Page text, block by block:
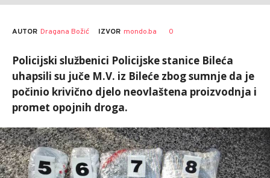
AUTOR Dragana Božić IZVOR mondo.ba 0
Policijski službenici Policijske stanice Bileća
uhapsili su juče M.V. iz Bileće zbog sumnje da je
počinio krivično djelo neovlaštena proizvodnja i
promet opojnih droga.